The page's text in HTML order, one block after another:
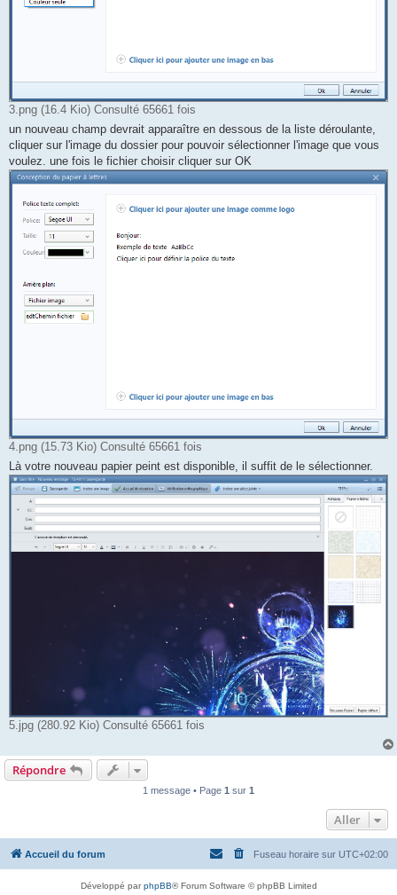
3.png (16.4 Kio) Consulté 65661 fois
un nouveau champ devrait apparaître en dessous de la liste déroulante,
cliquer sur l'image du dossier pour pouvoir sélectionner l'image que vous
voulez. une fois le fichier choisir cliquer sur OK
4.png (15.73 Kio) Consulté 65661 fois
Là votre nouveau papier peint est disponible, il suffit de le sélectionner.
5.jpg (280.92 Kio) Consulté 65661 fois
Répondre
1 message • Page 1 sur 1
Aller
Accueil du forum Fuseau horaire sur UTC+02:00
Développé parphpBB® Forum Software © phpBB Limited